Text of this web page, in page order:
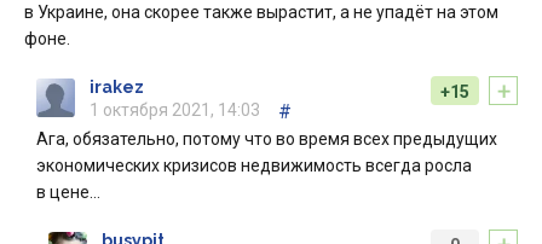
в Украине, она скорее также вырастит, а не упадёт на этом
фоне.
+
+15
irakez
1 октября 2021, 14:03
#
Ага, обязательно, потому что во время всех предыдущих
экономических кризисов недвижимость всегда росла
в цене…
busypit